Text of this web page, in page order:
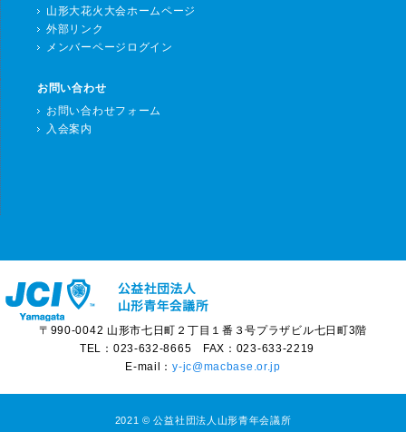
山形大花火大会ホームページ
外部リンク
メンバーページログイン
お問い合わせ
お問い合わせフォーム
入会案内
〒990-0042 山形市七日町２丁目１番３号プラザビル七日町3階
TEL：023-632-8665 FAX：023-633-2219
E-mail：y-jc@macbase.or.jp
2021 © 公益社団法人山形青年会議所